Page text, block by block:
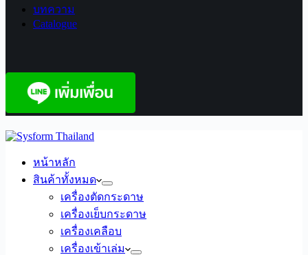
บทความ
Catalogue
หน้าหลัก
สินค้าทั้งหมด
เครื่องตัดกระดาษ
เครื่องเย็บกระดาษ
เครื่องเคลือบ
เครื่องเข้าเล่ม